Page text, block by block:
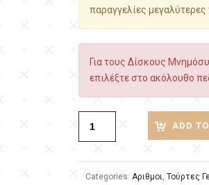
παραγγελίες
Για τους Δίσκους
επιλέξτε στο ακόλουθο
ADD
Categories: Αριθμοι, Τούρτες